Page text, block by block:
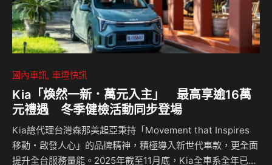
國內車訊 車壇快訊
Kia「煥然一新．萬元入主」 最高享逾16萬
元禮遇 冬季健檢活動同步登場
Kia總代理台灣森那美起亞秉持「Movement that Inspires
移動・啟發人心」的品牌精神，積極導入新世代車款，更全面
提升全台服務量能。2025年截至11月底，Kia全車系全年已創